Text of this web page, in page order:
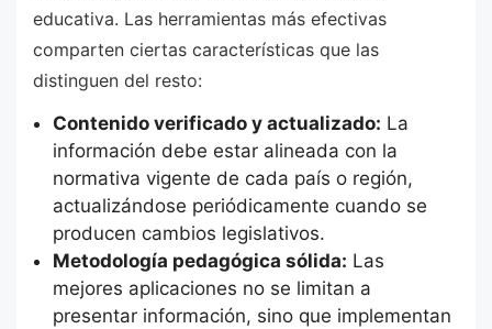
educativa. Las herramientas más efectivas
comparten ciertas características que las
distinguen del resto:
Contenido verificado y actualizado: La
información debe estar alineada con la
normativa vigente de cada país o región,
actualizándose periódicamente cuando se
producen cambios legislativos.
Metodología pedagógica sólida: Las
mejores aplicaciones no se limitan a
presentar información, sino que implementan